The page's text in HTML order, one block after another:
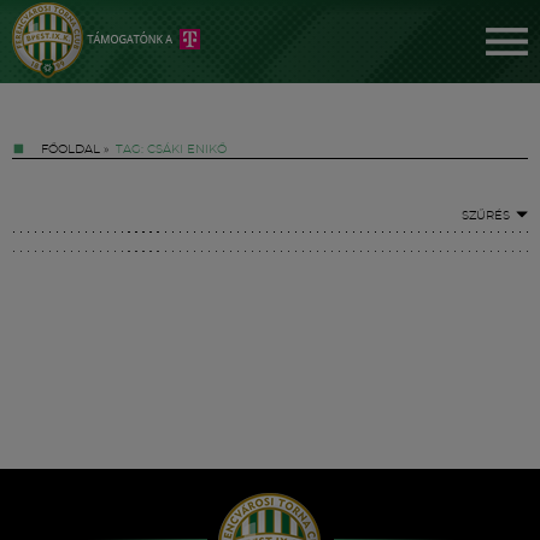
FŐOLDAL » TAG: CSÁKI ENIKŐ
SZŰRÉS
Hírek